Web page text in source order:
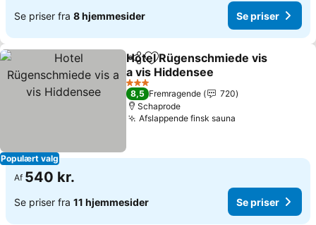
Se priser fra 8 hjemmesider Se priser
Populært valg
Del Føj til favoritter
Hotel Rügenschmiede vis
a vis Hiddensee
3 Stjerner
8,5 Fremragende
720
Schaprode
Afslappende finsk sauna
Af 540 kr.
Se priser fra 11 hjemmesider Se priser